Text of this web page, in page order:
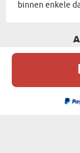
binnen enkele
De website maakt